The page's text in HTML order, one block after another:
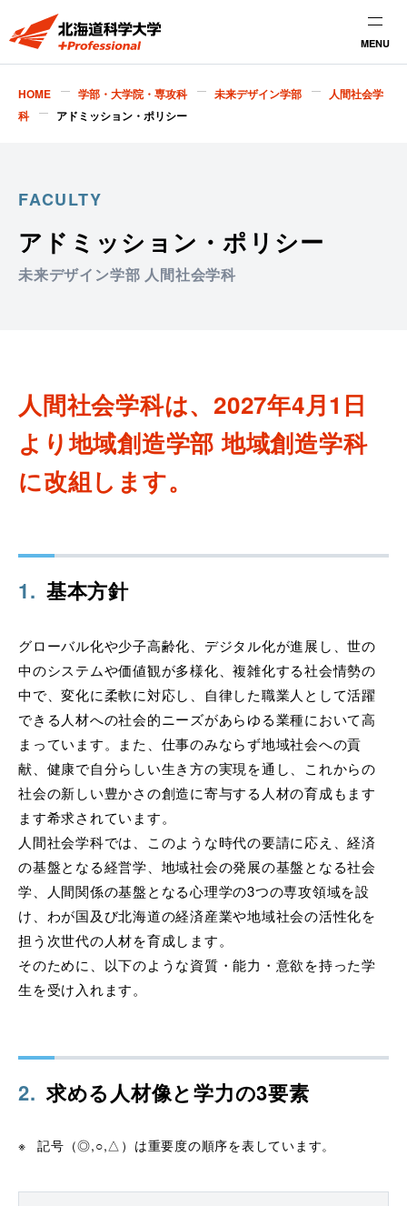
MENU
HOME 学部・大学院・専攻科 未来デザイン学部
人間社会学
科
アドミッション・ポリシー
FACULTY
アドミッション・ポリシー
未来デザイン学部 人間社会学科
人間社会学科は、2027年4月1日
より地域創造学部 地域創造学科
に改組します。
1. 基本方針
グローバル化や少子高齢化、デジタル化が進展し、世の
中のシステムや価値観が多様化、複雑化する社会情勢の
中で、変化に柔軟に対応し、自律した職業人として活躍
できる人材への社会的ニーズがあらゆる業種において高
まっています。また、仕事のみならず地域社会への貢
献、健康で自分らしい生き方の実現を通し、これからの
社会の新しい豊かさの創造に寄与する人材の育成もます
ます希求されています。
人間社会学科では、このような時代の要請に応え、経済
の基盤となる経営学、地域社会の発展の基盤となる社会
学、人間関係の基盤となる心理学の3つの専攻領域を設
け、わが国及び北海道の経済産業や地域社会の活性化を
担う次世代の人材を育成します。
そのために、以下のような資質・能力・意欲を持った学
生を受け入れます。
2. 求める人材像と学力の3要素
記号（◎,○,△）は重要度の順序を表しています。